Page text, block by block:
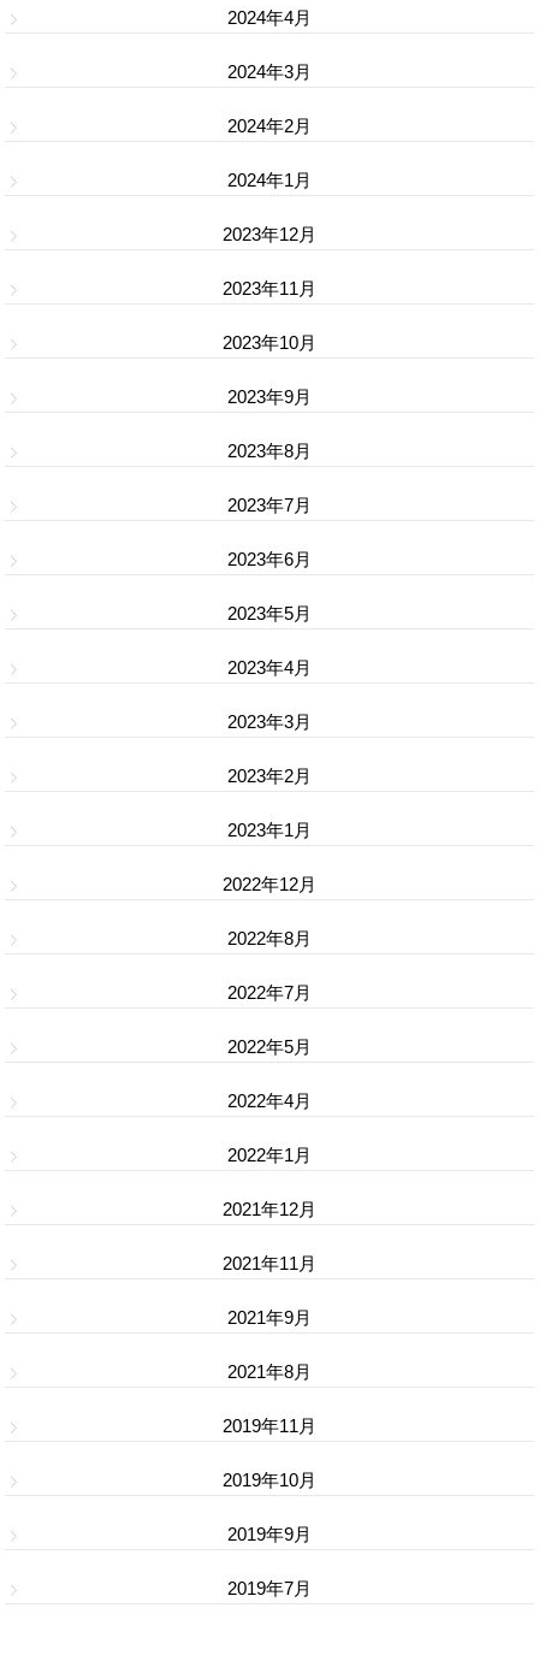
2024年4月
2024年3月
2024年2月
2024年1月
2023年12月
2023年11月
2023年10月
2023年9月
2023年8月
2023年7月
2023年6月
2023年5月
2023年4月
2023年3月
2023年2月
2023年1月
2022年12月
2022年8月
2022年7月
2022年5月
2022年4月
2022年1月
2021年12月
2021年11月
2021年9月
2021年8月
2019年11月
2019年10月
2019年9月
2019年7月